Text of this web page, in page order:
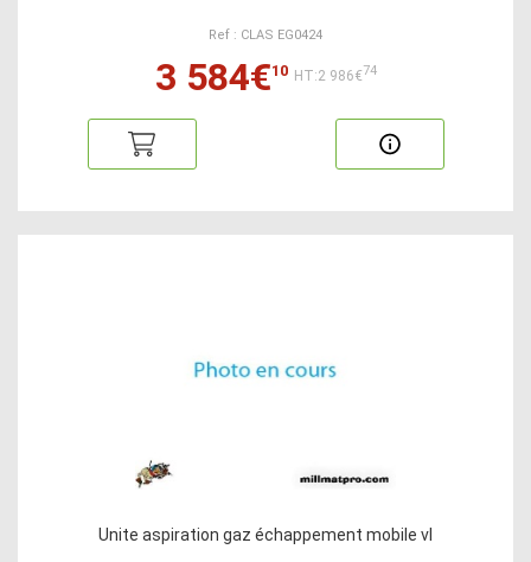
Ref : CLAS EG0424
3 584€10 HT:2 986€74
Unite aspiration gaz échappement mobile vl